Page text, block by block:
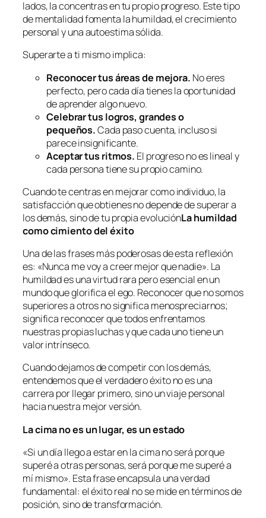
lados, la concentras en tu propio progreso. Este tipo
de mentalidad fomenta la humildad, el crecimiento
personal y una autoestima sólida.
Superarte a ti mismo implica:
Reconocer tus áreas de mejora. No eres
perfecto, pero cada día tienes la oportunidad
de aprender algo nuevo.
Celebrar tus logros, grandes o
pequeños.Cada paso cuenta, incluso si
parece insignificante.
Aceptar tus ritmos. El progreso no es lineal y
cada persona tiene su propio camino.
Cuando te centras en mejorar como individuo, la
satisfacción que obtienes no depende de superar a
los demás, sino de tu propia evoluciónLa humildad
como cimiento del éxito
Una de las frases más poderosas de esta reflexión
es: «Nunca me voy a creer mejor que nadie». La
humildad es una virtud rara pero esencial en un
mundo que glorifica el ego. Reconocer que no somos
superiores a otros no significa menospreciarnos;
significa reconocer que todos enfrentamos
nuestras propias luchas y que cada uno tiene un
valor intrínseco.
Cuando dejamos de competir con los demás,
entendemos que el verdadero éxito no es una
carrera por llegar primero, sino un viaje personal
hacia nuestra mejor versión.
La cima no es un lugar, es un estado
«Si un día llego a estar en la cima no será porque
superé a otras personas, será porque me superé a
mí mismo». Esta frase encapsula una verdad
fundamental: el éxito real no se mide en términos de
posición, sino de transformación.